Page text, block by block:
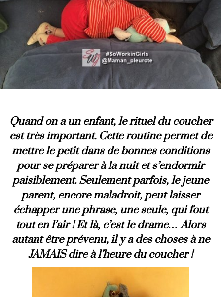
Quand on a un enfant, le rituel du coucher
est très important. Cette routine permet de
mettre le petit dans de bonnes conditions
pour se préparer à la nuit et s’endormir
paisiblement. Seulement parfois, le jeune
parent, encore maladroit, peut laisser
échapper une phrase, une seule, qui fout
tout en l’air ! Et là, c’est le drame… Alors
autant être prévenu, il y a des choses à ne
JAMAIS dire à l’heure du coucher !